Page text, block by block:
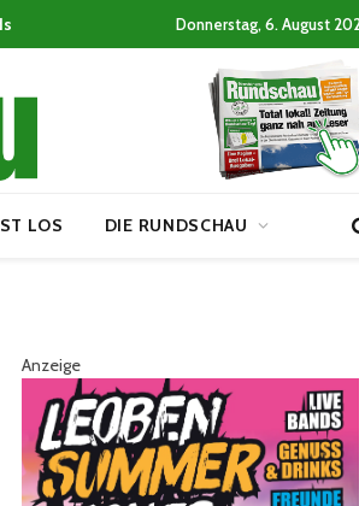
Donnerstag, 6. August
LOS DIE RUNDSCHAU
Anzeige